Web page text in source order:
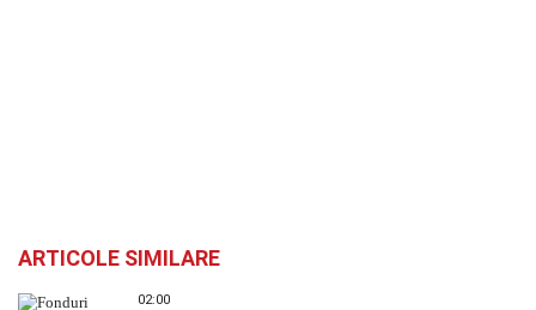
ARTICOLE SIMILARE
02:00